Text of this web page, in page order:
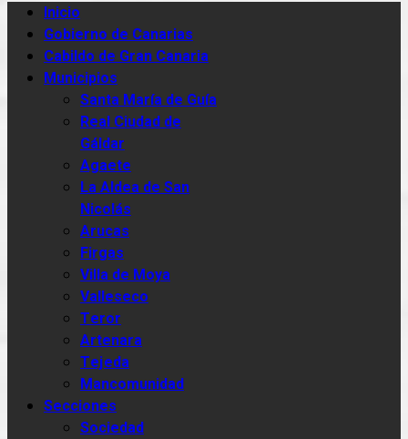
Inicio
Gobierno de Canarias
Cabildo de Gran Canaria
Municipios
Santa María de Guía
Real Ciudad de
Gáldar
Agaete
La Aldea de San
Nicolás
Arucas
Firgas
Villa de Moya
Valleseco
Teror
Artenara
Tejeda
Mancomunidad
Secciones
Sociedad